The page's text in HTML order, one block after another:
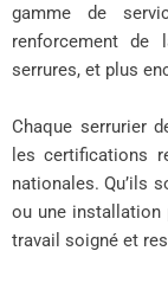
gamme de
renforcement de
serrures, et plus
Chaque serrurier
les certifications
nationales. Qu’ils
ou une installation
travail soigné et